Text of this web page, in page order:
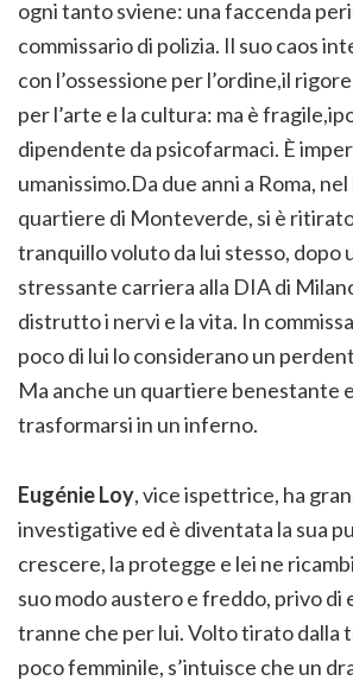
ogni tanto sviene: una faccenda
commissario di polizia. Il suo caos
con l’ossessione per l’ordine,il
per l’arte e la cultura: ma è
dipendente da psicofarmaci. È
umanissimo.Da due anni a Roma,
quartiere di Monteverde, si è
tranquillo voluto da lui stesso, dopo
stressante carriera alla DIA di
distrutto i nervi e la vita. In
poco di lui lo considerano un
Ma anche un quartiere benestante
trasformarsi in un inferno.
Eugénie Loy, vice ispettrice, ha
investigative ed è diventata la sua
crescere, la protegge e lei ne
suo modo austero e freddo, privo
tranne che per lui. Volto tirato dalla
poco femminile, s’intuisce che un